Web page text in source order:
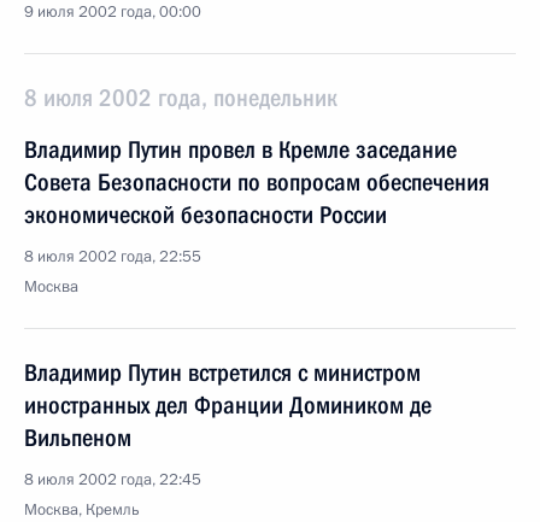
9 июля 2002 года, 00:00
8 июля 2002 года, понедельник
Владимир Путин провел в Кремле заседание
Совета Безопасности по вопросам обеспечения
экономической безопасности России
8 июля 2002 года, 22:55
Москва
Владимир Путин встретился с министром
иностранных дел Франции Домиником де
Вильпеном
8 июля 2002 года, 22:45
Москва, Кремль